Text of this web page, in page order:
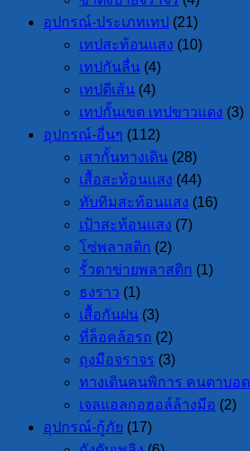
อุปกรณ์-ประเภทเทป
(21)
เทปสะท้อนแสง (10)
เทปกันลื่น (4)
เทปตีเส้น (4)
เทปกั้นเขต เทปขาวแดง (3)
อุปกรณ์-อื่นๆ (112)
เสากั้นทางเดิน (28)
เสื้อสะท้อนแสง (44)
ทับทิมสะท้อนแสง (16)
เป้าสะท้อนแสง (7)
โซ่พลาสติก (2)
รั้วตาข่ายพลาสติก (1)
ธงราว (1)
เสื้อกันฝน (3)
ที่ล็อคล้อรถ (2)
ถุงมือจราจร (3)
ทางเดินคนพิการ คนตาบอด
เจลแอลกอฮอล์ล้างมือ (2)
อุปกรณ์-กู้ภัย (17)